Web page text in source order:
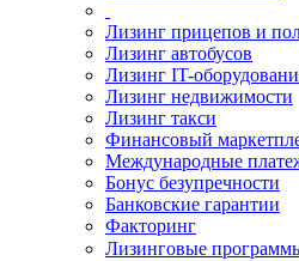
Лизинг прицепов и
Лизинг автобусов
Лизинг IT-
Лизинг недвижимости
Лизинг такси
Финансовый
Международные
Бонус безупречности
Банковские гарантии
Факторинг
Лизинговые